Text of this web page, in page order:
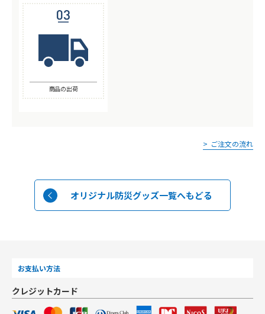
商品の出荷
ご注文の流れ
オリジナル防災グッズ一覧へもどる
お支払い方法
クレジットカード